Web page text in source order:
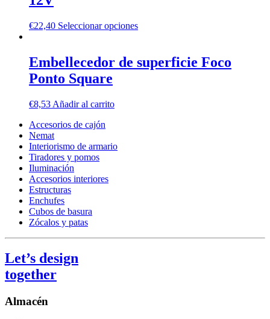
€22,40 Seleccionar opciones
Embellecedor de superficie Foco
Ponto Square
€8,53 Añadir al carrito
Accesorios de cajón
Nemat
Interiorismo de armario
Tiradores y pomos
Iluminación
Accesorios interiores
Estructuras
Enchufes
Cubos de basura
Zócalos y patas
Let’s design
together
Almacén